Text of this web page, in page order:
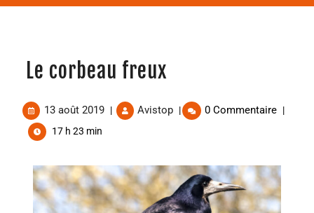
Le corbeau freux
13 août 2019 | Avistop | 0 Commentaire |
17 h 23 min